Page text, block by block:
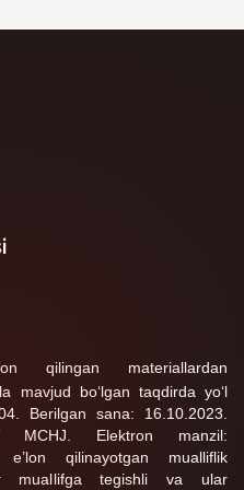
Xususan,
qilingan materiallardan
mavjud bo‘lgan taqdirda yo‘l
Berilgan sana: 16.10.2023.
MCHJ. Elektron manzil:
e’lon qilinayotgan mualliflik
muallifga tegishli va ular